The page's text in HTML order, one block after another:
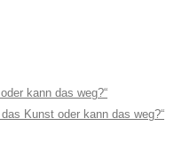
kann das weg?“
Kunst oder kann das weg?“